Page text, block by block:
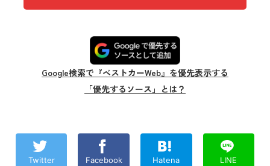
Google検索で『ベストカーWeb』を優先表示する
「優先するソース」とは？
Twitter Facebook Hatena LINE